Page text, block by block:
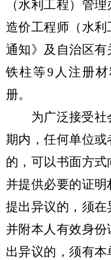
（水利工程）管
造价工程师（水
通知》及自治区
铁柱等9 人 注册
册。
为广泛接受
期内，任何单位
的，可以书面方式
并提供必要的证
提出异议的，须在
并附本人有效身
出异议的，须有